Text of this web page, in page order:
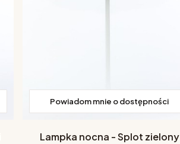
Powiadom mnie o dostępności
Lampka nocna - Splot zielony